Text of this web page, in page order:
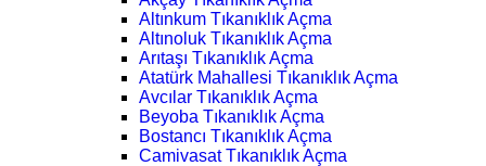
Altınkum Tıkanıklık Açma
Altınoluk Tıkanıklık Açma
Arıtaşı Tıkanıklık Açma
Atatürk Mahallesi Tıkanıklık Açma
Avcılar Tıkanıklık Açma
Beyoba Tıkanıklık Açma
Bostancı Tıkanıklık Açma
Camivasat Tıkanıklık Açma